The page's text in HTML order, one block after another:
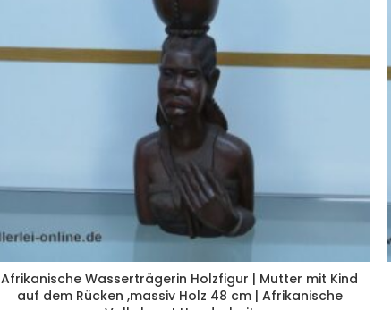
Afrikanische Wasserträgerin Holzfigur | Mutter mit Kind
auf dem Rücken ,massiv Holz 48 cm | Afrikanische